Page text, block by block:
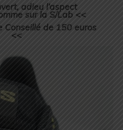
adieu l’aspect
sur la S/Lab <<
Conseillé de 150 euros
<<